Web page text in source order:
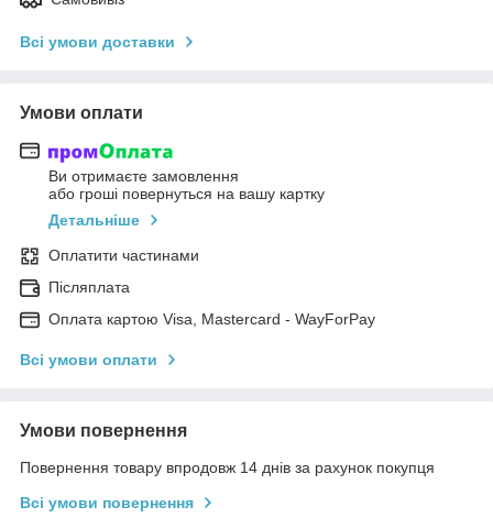
Всі умови доставки
Умови оплати
Ви отримаєте замовлення
або гроші повернуться на вашу картку
Детальніше
Оплатити частинами
Післяплата
Оплата картою Visa, Mastercard - WayForPay
Всі умови оплати
Умови повернення
Повернення товару впродовж 14 днів за рахунок покупця
Всі умови повернення